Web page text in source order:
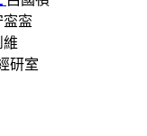
寍寍
維
研室